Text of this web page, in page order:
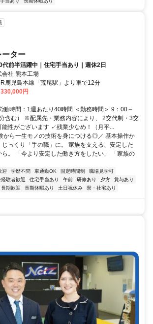
ーター
代前半活躍中｜住宅手当あり｜週休2日
会社 熊本工場
鹿児島本線「荒尾駅」より車で12分
円
働時間：1週あたり40時間 ＜勤務時間＞ 9：00～
含む） ※配属先・業務内容により、 2交代制・3交
能性がございます ✓残業少なめ！（月平...
から一生モノの技術を身につける◎／ 基本操作か
じっくり「手の職」に。 家族を支える、安定した
ら。 「今より安定した働き方をしたい」 「家族の
迎 学歴不問 車通勤OK 固定時間制
職場見学可
経験者歓迎 住宅手当あり 午前 研修あり 夕方
賞与あり
長期歓迎 長期休暇あり 土日祝休み 寮・社宅あり